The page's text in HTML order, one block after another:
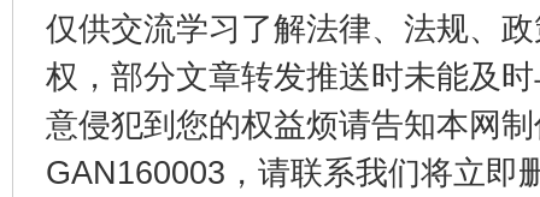
仅供交流学习了解法律、法规、
权，部分文章转发推送时未能及
意侵犯到您的权益烦请告知本网
GAN160003，请联系我们将立即